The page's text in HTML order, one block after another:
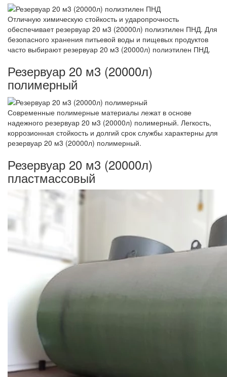
Отличную химическую стойкость и ударопрочность
обеспечивает резервуар 20 м3 (20000л) полиэтилен ПНД. Для
безопасного хранения питьевой воды и пищевых продуктов
часто выбирают резервуар 20 м3 (20000л) полиэтилен ПНД.
Резервуар 20 м3 (20000л)
полимерный
Современные полимерные материалы лежат в основе
надежного резервуар 20 м3 (20000л) полимерный. Легкость,
коррозионная стойкость и долгий срок службы характерны для
резервуар 20 м3 (20000л) полимерный.
Резервуар 20 м3 (20000л)
пластмассовый